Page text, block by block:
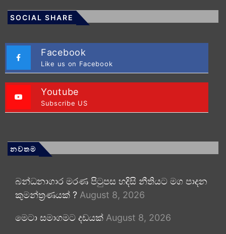
SOCIAL SHARE
Facebook
Like us on Facebook
Youtube
Subscribe US
නවතම
බන්ධනාගාර මරණ පිටුපස හදිසි නීතියට මග පාදන
කුමන්ත්‍රණයක් ? August 8, 2026
මෙටා සමාගමට දඩයක් August 8, 2026